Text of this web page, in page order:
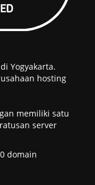
Yogyakarta.
hosting
memiliki satu
server
domain